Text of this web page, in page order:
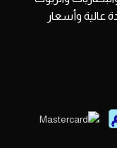
عالية وأسعار